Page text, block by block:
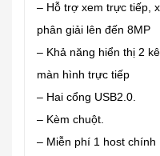
– Hỗ trợ xem trực tiếp,
phân giải lên đến 8MP
– Khả năng hiển thị 2
màn hình trực tiếp
– Hai cổng USB2.0.
– Kèm chuột.
– Miễn phí 1 host